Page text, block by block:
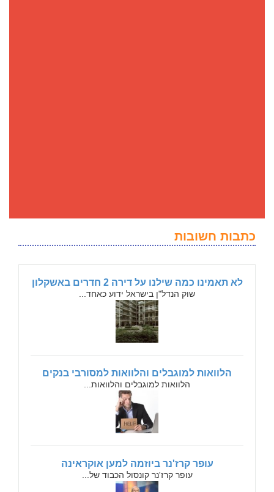
כתבות חשובות
לא תאמינו כמה שילנו על דירה 2 חדרים באשקלון
שוק הנדל"ן בישראל ידוע כאחד...
הלוואות למוגבלים והלוואות למסורבי בנקים
הלוואות למוגבלים והלוואות...
עופר קרז'נר ביוזמה למען אוקראינה
עופר קרז'נר קונסול הכבוד של...